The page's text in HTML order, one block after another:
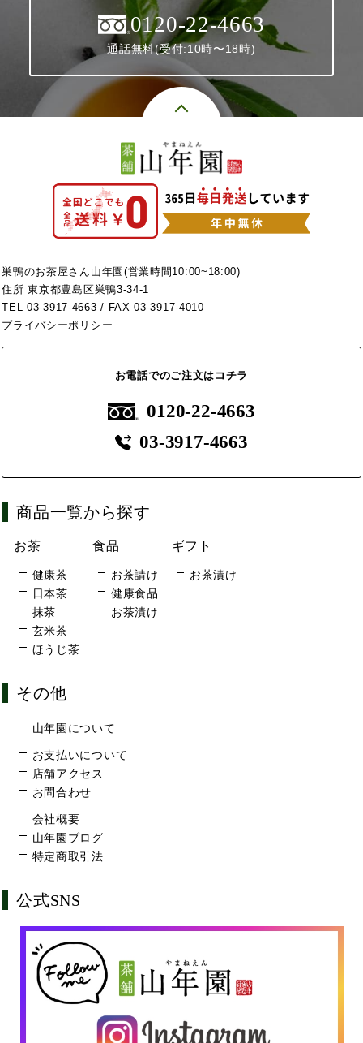
0120-22-4663
通話無料(受付:10時〜18時)
巣鴨のお茶屋さん山年園(営業時間10:00~18:00)
住所 東京都豊島区巣鴨3-34-1
TEL03-3917-4663 / FAX 03-3917-4010
プライバシーポリシー
お電話でのご注文はコチラ
0120-22-4663
03-3917-4663
商品一覧から探す
お茶
健康茶
日本茶
抹茶
玄米茶
ほうじ茶
食品
お茶請け
健康食品
お茶漬け
ギフト
お茶漬け
その他
山年園について
お支払いについて
店舗アクセス
お問合わせ
会社概要
山年園ブログ
特定商取引法
公式SNS